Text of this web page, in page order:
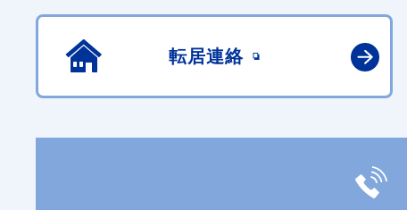
転居連絡